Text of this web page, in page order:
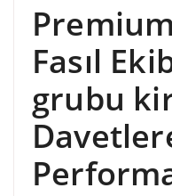
Fasıl
grubu